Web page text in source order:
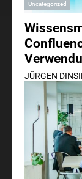
Uncategorized
JÜRGEN